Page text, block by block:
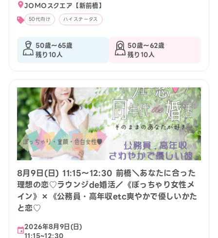
JOMOスクエア【新前橋】
50代向け ハイステータス
50歳〜65歳
残り10人
50歳〜62歳
残り10人
8月9日(日) 11:15〜12:30 前橋＼あなたに合った
理想の恋♡ラウンジde婚活／《ぽっちゃり女性メ
イン》×《公務員・高年収etc爽やかで優しいかた
と恋♡
2026年8月9日(日)
11:15~12:30